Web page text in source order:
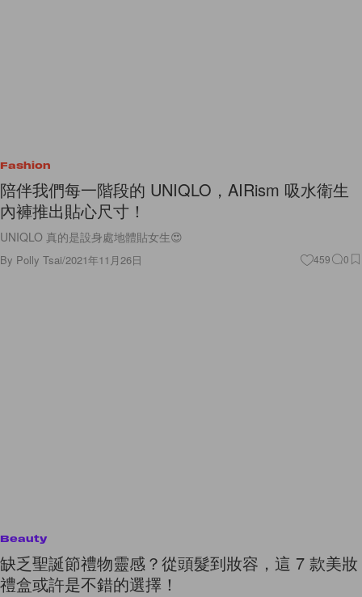
Fashion
陪伴我們每一階段的 UNIQLO，AIRism 吸水衛生
內褲推出貼心尺寸！
UNIQLO 真的是設身處地體貼女生😍
By Polly Tsai/2021年11月26日 459 0
Beauty
缺乏聖誕節禮物靈感？從頭髮到妝容，這 7 款美妝
禮盒或許是不錯的選擇！